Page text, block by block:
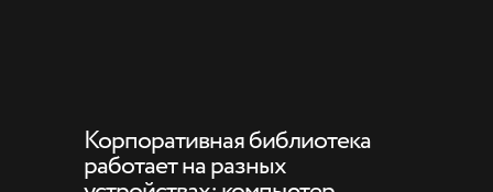
Корпоративная библиотека
работает на разных